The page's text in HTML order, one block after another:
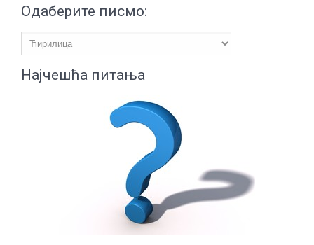
Одаберите писмо:
Најчешћа питања